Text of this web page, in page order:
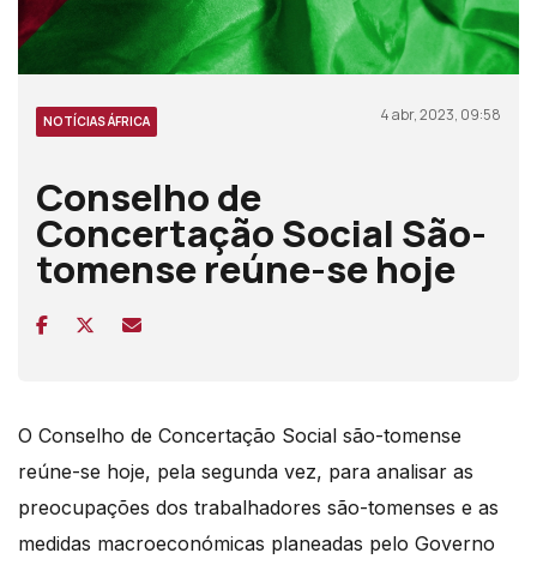
NOTÍCIAS ÁFRICA 4 abr, 2023, 09:58
Conselho de
Concertação Social São-
tomense reúne-se hoje
O Conselho de Concertação Social são-tomense
reúne-se hoje, pela segunda vez, para analisar as
preocupações dos trabalhadores são-tomenses e as
medidas macroeconómicas planeadas pelo Governo